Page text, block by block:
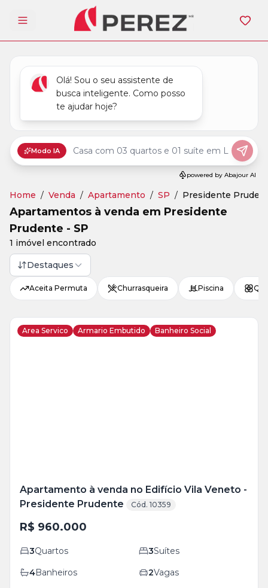
Abrir menu
Home / Venda / Apartamento / SP / Presidente
Apartamentos à venda em Presidente
Prudente - SP
1 imóvel encontrado
Destaques
Aceita Permuta Churrasqueira Piscina
Area Servico Armario Embutido Banheiro Social
Apartamento à venda no Edifício Vila Veneto -
Presidente Prudente
Cód. 10359
R$ 960.000
3Quartos 3Suítes
4Banheiros 2Vagas